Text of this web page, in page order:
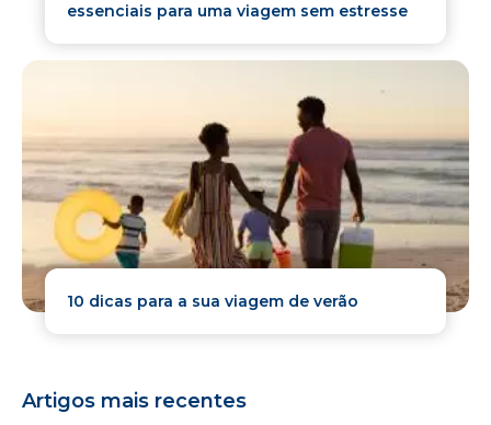
essenciais para uma viagem sem estresse
10 dicas para a sua viagem de verão
Artigos mais recentes